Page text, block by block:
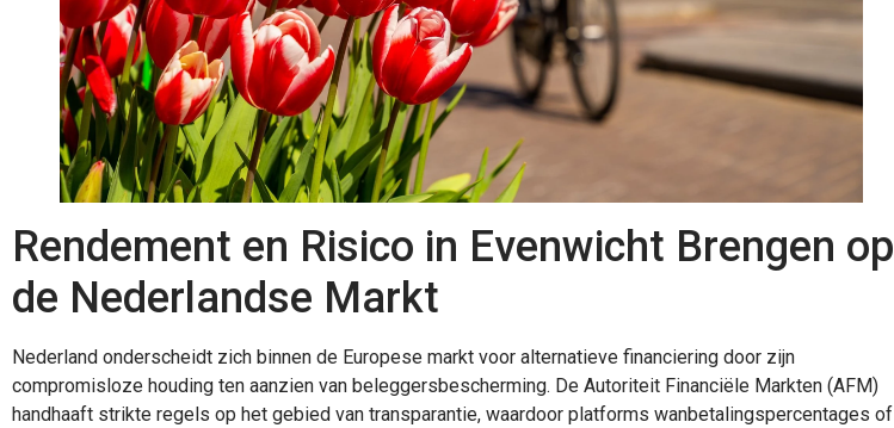
Rendement en Risico in Evenwicht Brengen op
de Nederlandse Markt
Nederland onderscheidt zich binnen de Europese markt voor alternatieve financiering door zijn
compromisloze houding ten aanzien van beleggersbescherming. De Autoriteit Financiële Markten (AFM)
handhaaft strikte regels op het gebied van transparantie, waardoor platforms wanbetalingspercentages of